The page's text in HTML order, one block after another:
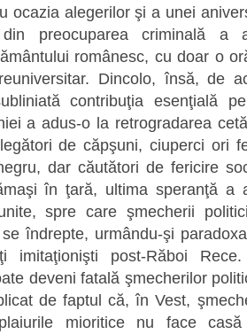
ocazia alegerilor şi a unei
preocuparea criminală a
românesc, cu doar o
Dincolo, însă, de
contribuţia esenţială
a adus-o la retrogradarea
de căpşuni, ciuperci ori
dar căutători de fericire
în ţară, ultima speranţă a
spre care şmecherii
îndrepte, urmându-şi
imitaţionişti post-Răboi
deveni fatală şmecherilor
de faptul că, în Vest,
mioritice nu face